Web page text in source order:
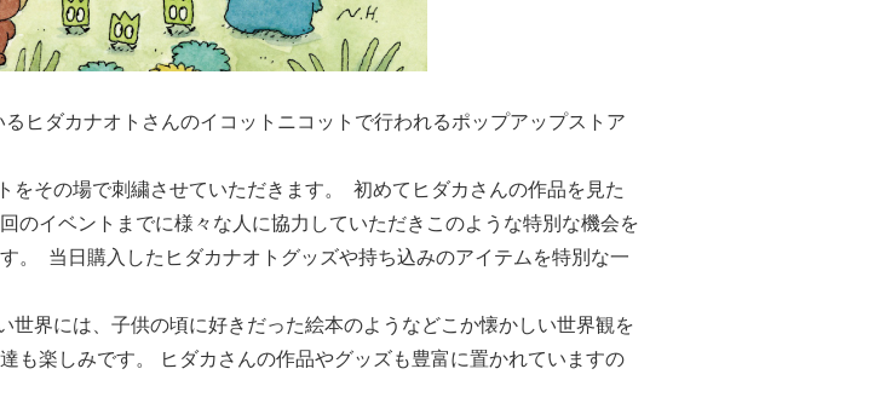
ヒダカナオトさんのイコットニコットで行われるポップアップストア
その場で刺繍させていただきます。 ⁡ 初めてヒダカさんの作品を見た
のイベントまでに様々な人に協力していただきこのような特別な機会を
。 ⁡ 当日購入したヒダカナオトグッズや持ち込みのアイテムを特別な一
界には、子供の頃に好きだった絵本のようなどこか懐かしい世界観を
も楽しみです。 ヒダカさんの作品やグッズも豊富に置かれていますの